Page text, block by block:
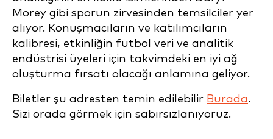
Morey gibi sporun zirvesinden temsilciler yer
alıyor. Konuşmacıların ve katılımcıların
kalibresi, etkinliğin futbol veri ve analitik
endüstrisi üyeleri için takvimdeki en iyi ağ
oluşturma fırsatı olacağı anlamına geliyor.
Biletler şu adresten temin edilebilir Burada.
Sizi orada görmek için sabırsızlanıyoruz.